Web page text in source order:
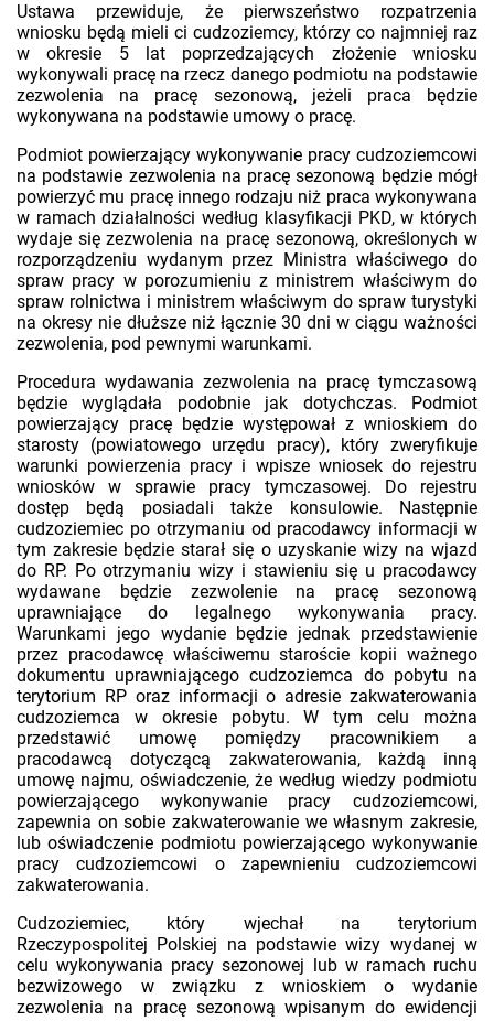
Ustawa przewiduje, że pierwszeństwo rozpatrzenia
wniosku będą mieli ci cudzoziemcy, którzy co najmniej raz
w okresie 5 lat poprzedzających złożenie wniosku
wykonywali pracę na rzecz danego podmiotu na podstawie
zezwolenia na pracę sezonową, jeżeli praca będzie
wykonywana na podstawie umowy o pracę.
Podmiot powierzający wykonywanie pracy cudzoziemcowi
na podstawie zezwolenia na pracę sezonową będzie mógł
powierzyć mu pracę innego rodzaju niż praca wykonywana
w ramach działalności według klasyfikacji PKD, w których
wydaje się zezwolenia na pracę sezonową, określonych w
rozporządzeniu wydanym przez Ministra właściwego do
spraw pracy w porozumieniu z ministrem właściwym do
spraw rolnictwa i ministrem właściwym do spraw turystyki
na okresy nie dłuższe niż łącznie 30 dni w ciągu ważności
zezwolenia, pod pewnymi warunkami.
Procedura wydawania zezwolenia na pracę tymczasową
będzie wyglądała podobnie jak dotychczas. Podmiot
powierzający pracę będzie występował z wnioskiem do
starosty (powiatowego urzędu pracy), który zweryfikuje
warunki powierzenia pracy i wpisze wniosek do rejestru
wniosków w sprawie pracy tymczasowej. Do rejestru
dostęp będą posiadali także konsulowie. Następnie
cudzoziemiec po otrzymaniu od pracodawcy informacji w
tym zakresie będzie starał się o uzyskanie wizy na wjazd
do RP. Po otrzymaniu wizy i stawieniu się u pracodawcy
wydawane będzie zezwolenie na pracę sezonową
uprawniające do legalnego wykonywania pracy.
Warunkami jego wydanie będzie jednak przedstawienie
przez pracodawcę właściwemu staroście kopii ważnego
dokumentu uprawniającego cudzoziemca do pobytu na
terytorium RP oraz informacji o adresie zakwaterowania
cudzoziemca w okresie pobytu. W tym celu można
przedstawić umowę pomiędzy pracownikiem a
pracodawcą dotyczącą zakwaterowania, każdą inną
umowę najmu, oświadczenie, że według wiedzy podmiotu
powierzającego wykonywanie pracy cudzoziemcowi,
zapewnia on sobie zakwaterowanie we własnym zakresie,
lub oświadczenie podmiotu powierzającego wykonywanie
pracy cudzoziemcowi o zapewnieniu cudzoziemcowi
zakwaterowania.
Cudzoziemiec, który wjechał na terytorium
Rzeczypospolitej Polskiej na podstawie wizy wydanej w
celu wykonywania pracy sezonowej lub w ramach ruchu
bezwizowego w związku z wnioskiem o wydanie
zezwolenia na pracę sezonową wpisanym do ewidencji